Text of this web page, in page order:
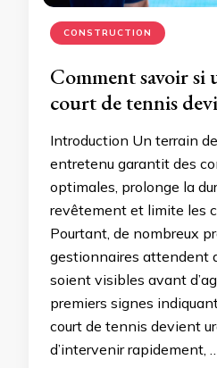
CONSTRUCTION
Comment savoir si
court de tennis
Introduction Un terrain
entretenu garantit des
optimales, prolonge la
revêtement et limite les
Pourtant, de nombreux
gestionnaires attendent
soient visibles avant
premiers signes
court de tennis devient
d’intervenir rapidement, …